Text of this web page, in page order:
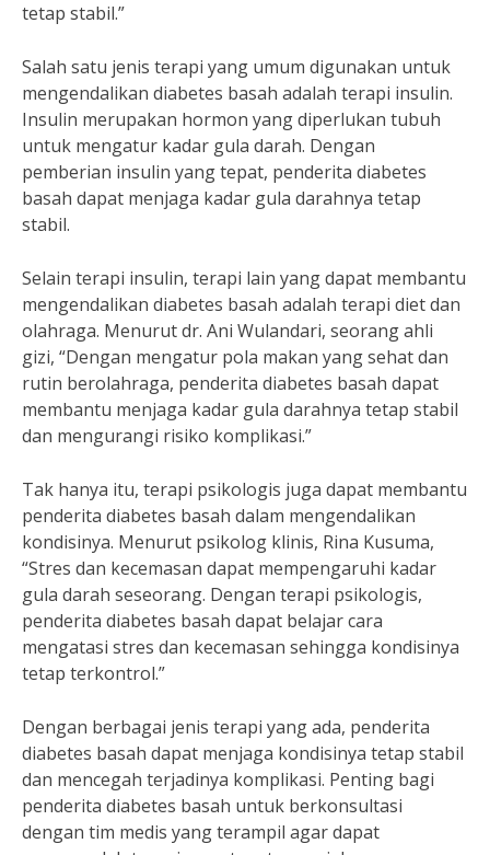
tetap stabil.”
Salah satu jenis terapi yang umum digunakan untuk
mengendalikan diabetes basah adalah terapi insulin.
Insulin merupakan hormon yang diperlukan tubuh
untuk mengatur kadar gula darah. Dengan
pemberian insulin yang tepat, penderita diabetes
basah dapat menjaga kadar gula darahnya tetap
stabil.
Selain terapi insulin, terapi lain yang dapat membantu
mengendalikan diabetes basah adalah terapi diet dan
olahraga. Menurut dr. Ani Wulandari, seorang ahli
gizi, “Dengan mengatur pola makan yang sehat dan
rutin berolahraga, penderita diabetes basah dapat
membantu menjaga kadar gula darahnya tetap stabil
dan mengurangi risiko komplikasi.”
Tak hanya itu, terapi psikologis juga dapat membantu
penderita diabetes basah dalam mengendalikan
kondisinya. Menurut psikolog klinis, Rina Kusuma,
“Stres dan kecemasan dapat mempengaruhi kadar
gula darah seseorang. Dengan terapi psikologis,
penderita diabetes basah dapat belajar cara
mengatasi stres dan kecemasan sehingga kondisinya
tetap terkontrol.”
Dengan berbagai jenis terapi yang ada, penderita
diabetes basah dapat menjaga kondisinya tetap stabil
dan mencegah terjadinya komplikasi. Penting bagi
penderita diabetes basah untuk berkonsultasi
dengan tim medis yang terampil agar dapat